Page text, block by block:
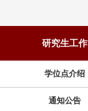
研究生工作
学位点介绍
通知公告